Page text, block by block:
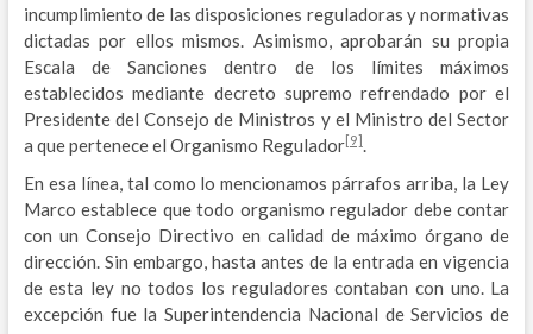
incumplimiento de las disposiciones reguladoras y normativas
dictadas por ellos mismos. Asimismo, aprobarán su propia
Escala de Sanciones dentro de los límites máximos
establecidos mediante decreto supremo refrendado por el
Presidente del Consejo de Ministros y el Ministro del Sector
a que pertenece el Organismo Regulador[9].
En esa línea, tal como lo mencionamos párrafos arriba, la Ley
Marco establece que todo organismo regulador debe contar
con un Consejo Directivo en calidad de máximo órgano de
dirección. Sin embargo, hasta antes de la entrada en vigencia
de esta ley no todos los reguladores contaban con uno. La
excepción fue la Superintendencia Nacional de Servicios de